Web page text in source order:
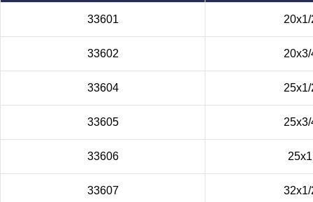
33601 20x1/
33602 20x3/
33604 25x1/
33605 25x3/
33606 25x1
33607 32x1/